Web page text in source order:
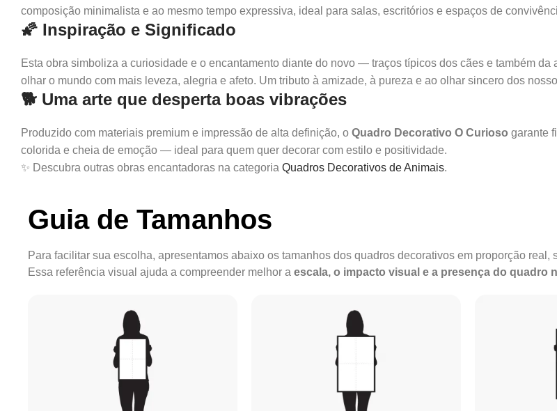
composição minimalista e ao mesmo tempo expressiva, ideal para salas, escritórios e espaços de
🌠 Inspiração e Significado
Esta obra simboliza a curiosidade e o encantamento diante do novo — traços típicos dos cães e também da
olhar o mundo com mais leveza, alegria e afeto. Um tributo à amizade, à pureza e ao olhar sincero dos
🐕 Uma arte que desperta boas vibrações
Produzido com materiais premium e impressão de alta definição, o Quadro Decorativo O Curioso garante
colorida e cheia de emoção — ideal para quem quer decorar com estilo e positividade.
✨ Descubra outras obras encantadoras na categoria Quadros Decorativos de Animais.
Guia de Tamanhos
Para facilitar sua escolha, apresentamos abaixo os tamanhos dos quadros decorativos em proporção real,
Essa referência visual ajuda a compreender melhor a escala, o impacto visual e a presença do quadro